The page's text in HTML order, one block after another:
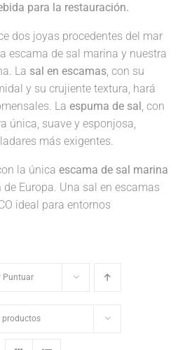
para la restauración.
dos joyas procedentes del mar
escama de sal marina y nuestra
La sal en escamas, con su
y su crujiente textura, hará
La espuma de sal, con
única, suave y esponjosa,
más exigentes.
la única escama de sal marina
de Europa. Una sal en escamas
ideal para entornos
Puntuar
productos